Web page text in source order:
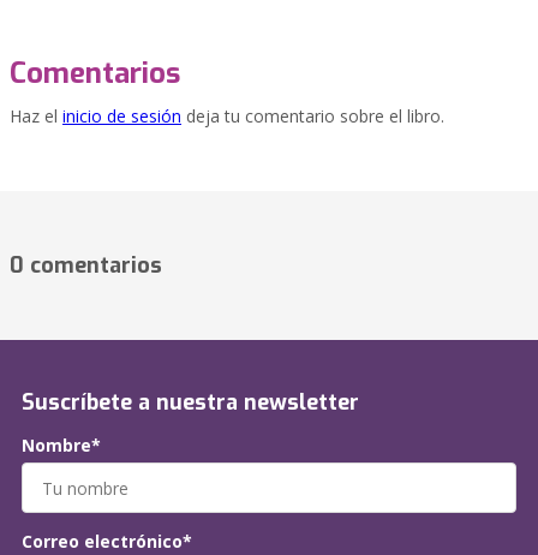
Comentarios
Haz el inicio de sesión deja tu comentario sobre el libro.
0 comentarios
Suscríbete a nuestra newsletter
Nombre*
Correo electrónico*